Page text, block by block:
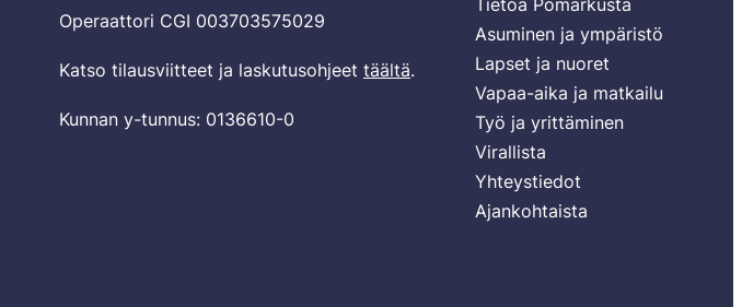
Operaattori CGI 003703575029
Katso tilausviitteet ja laskutusohjeet täältä.
Kunnan y-tunnus: 0136610-0
Tietoa Pomarkusta
Asuminen ja ympäristö
Lapset ja nuoret
Vapaa-aika ja matkailu
Työ ja yrittäminen
Virallista
Yhteystiedot
Ajankohtaista